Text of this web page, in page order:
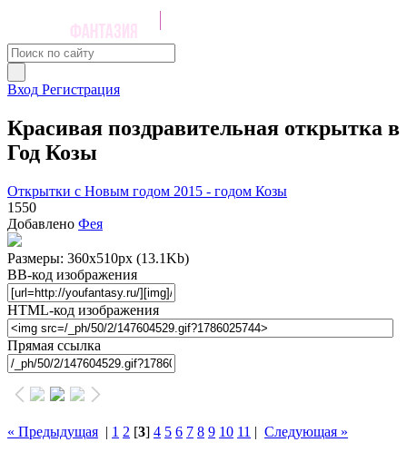
Вход Регистрация
Красивая поздравительная открытка в
Год Козы
Открытки с Новым годом 2015 - годом Козы
1550
Добавлено Фея
Размеры: 360x510px (13.1Kb)
BB-код изображения
HTML-код изображения
Прямая ссылка
« Предыдущая | 1 2 [3] 4 5 6 7 8 9 10 11 | Следующая »